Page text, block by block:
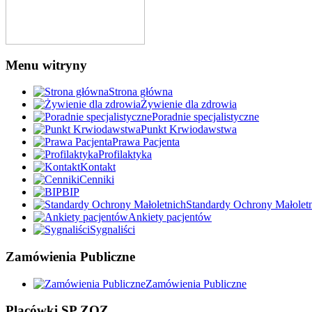
Menu witryny
Strona główna
Żywienie dla zdrowia
Poradnie specjalistyczne
Punkt Krwiodawstwa
Prawa Pacjenta
Profilaktyka
Kontakt
Cenniki
BIP
Standardy Ochrony
Ankiety pacjentów
Sygnaliści
Zamówienia Publiczne
Zamówienia Publiczne